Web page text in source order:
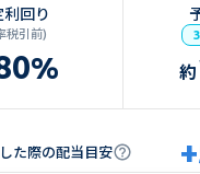
利回り
税引前)
% 約
た際の配当目安 +